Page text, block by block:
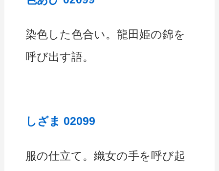
染色した色合い。龍田姫の錦を
呼び出す語。
しざま 02099
服の仕立て。織女の手を呼び起